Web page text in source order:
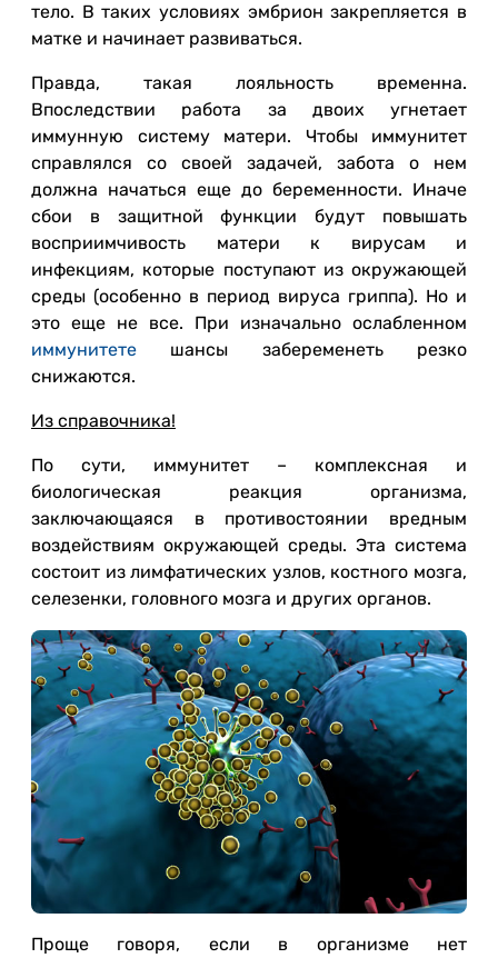
тело. В таких условиях эмбрион закрепляется в
матке и начинает развиваться.
Правда, такая лояльность временна.
Впоследствии работа за двоих угнетает
иммунную систему матери. Чтобы иммунитет
справлялся со своей задачей, забота о нем
должна начаться еще до беременности. Иначе
сбои в защитной функции будут повышать
восприимчивость матери к вирусам и
инфекциям, которые поступают из окружающей
среды (особенно в период вируса гриппа). Но и
это еще не все. При изначально ослабленном
иммунитете шансы забеременеть резко
снижаются.
Из справочника!
По сути, иммунитет – комплексная и
биологическая реакция организма,
заключающаяся в противостоянии вредным
воздействиям окружающей среды. Эта система
состоит из лимфатических узлов, костного мозга,
селезенки, головного мозга и других органов.
Проще говоря, если в организме нет